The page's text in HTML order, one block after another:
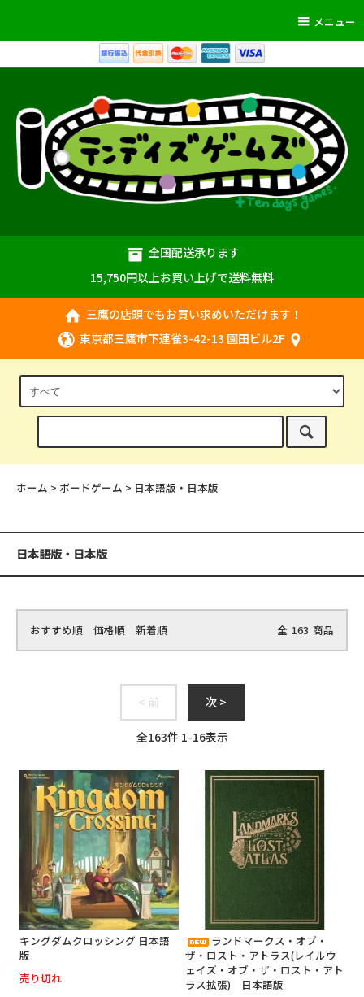
メニュー
全国配送承ります
15,750円以上お買い上げで送料無料
三鷹の店頭でもお買い求めいただけます！
東京都三鷹市下連雀3-42-13 園田ビル2F
ホーム > ボードゲーム > 日本語版・日本版
日本語版・日本版
おすすめ順 価格順 新着順 全 163 商品
< 前 次 >
全163件 1-16表示
キングダムクロッシング 日本語
版
売り切れ
ランドマークス・オブ・
ザ・ロスト・アトラス(レイルウ
ェイズ・オブ・ザ・ロスト・アト
ラス拡張) 日本語版